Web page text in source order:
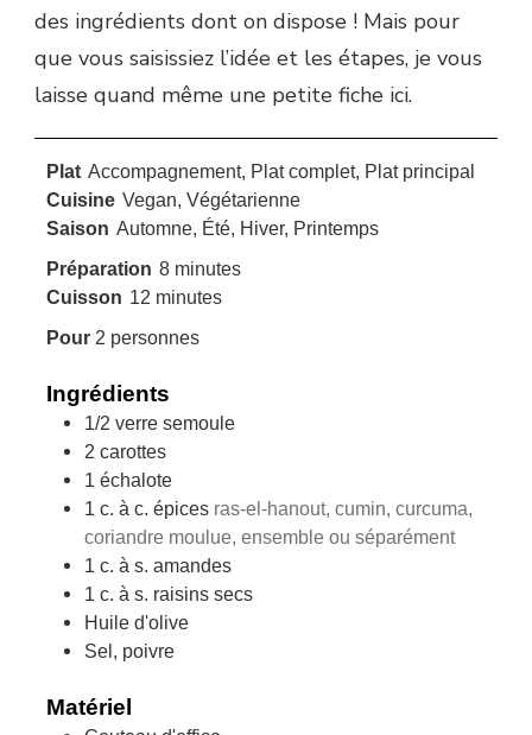
des ingrédients dont on dispose ! Mais pour
que vous saisissiez l’idée et les étapes, je vous
laisse quand même une petite fiche ici.
Plat Accompagnement, Plat complet, Plat principal
Cuisine Vegan, Végétarienne
Saison Automne, Été, Hiver, Printemps
Préparation 8minutes
minutes
Cuisson 12 minutes
minutes
Pour 2 personnes
Ingrédients
1/2 verre semoule
2 carottes
1 échalote
1 c. à c. épices ras-el-hanout, cumin, curcuma,
coriandre moulue, ensemble ou séparément
1 c. à s. amandes
1 c. à s. raisins secs
Huile d'olive
Sel, poivre
Matériel